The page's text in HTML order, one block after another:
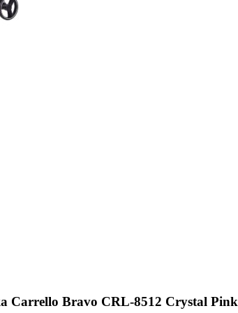
Carrello Bravo CRL-8512 Crystal Pink